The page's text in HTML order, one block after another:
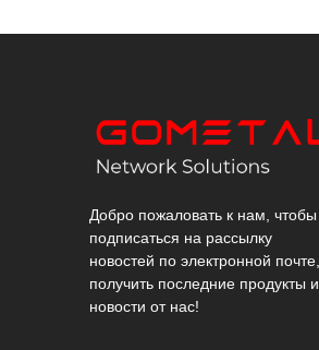
Добро пожаловать к нам, чтобы
подписаться на рассылку
новостей по электронной почте,
получить последние продукты и
новости от нас!